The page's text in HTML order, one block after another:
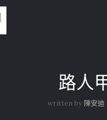
路人
written by 陳安迪